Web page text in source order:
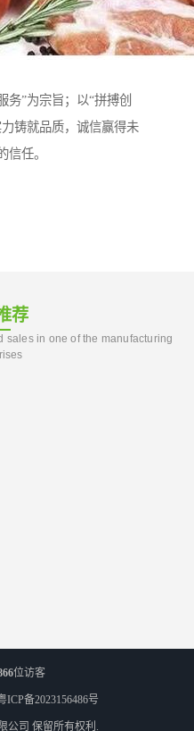
务”为宗旨；以“拼搏创
铸就品质，诚信赢得未
信任。
荐
sales in one of the manufacturing
位访客
ICP备2023156486号
公司 保留所有权利.